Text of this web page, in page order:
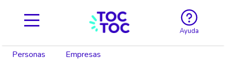
Ayuda
Personas Empresas